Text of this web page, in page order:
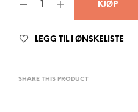
KJØP
LEGG TIL I ØNSKELISTE
SHARE THIS PRODUCT